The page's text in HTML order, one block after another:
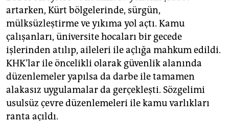
artarken, Kürt bölgelerinde, sürgün,
mülksüzleştirme ve yıkıma yol açtı. Kamu
çalışanları, üniversite hocaları bir gecede
işlerinden atılıp, aileleri ile açlığa mahkum edildi.
KHK’lar ile öncelikli olarak güvenlik alanında
düzenlemeler yapılsa da darbe ile tamamen
alakasız uygulamalar da gerçekleşti. Sözgelimi
usulsüz çevre düzenlemeleri ile kamu varlıkları
ranta açıldı.